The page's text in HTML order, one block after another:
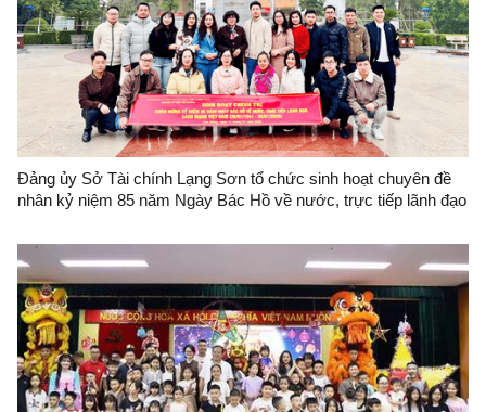
Đảng ủy Sở Tài chính Lạng Sơn tổ chức sinh hoạt chuyên đề
nhân kỷ niệm 85 năm Ngày Bác Hồ về nước, trực tiếp lãnh đạo